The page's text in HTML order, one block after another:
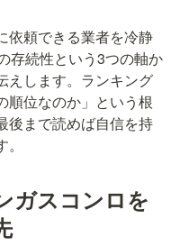
依頼できる業者を冷静
存続性という3つの軸か
えします。ランキング
順位なのか」という根
後まで読めば自信を持
ガスコンロを